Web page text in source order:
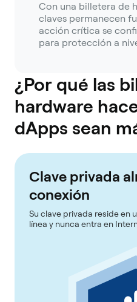
Con una billetera de
claves permanecen
acción crítica se
para protección a
¿Por qué las
hardware
dApps sean
Clave privada
conexión
Su clave privada reside en
línea y nunca entra en